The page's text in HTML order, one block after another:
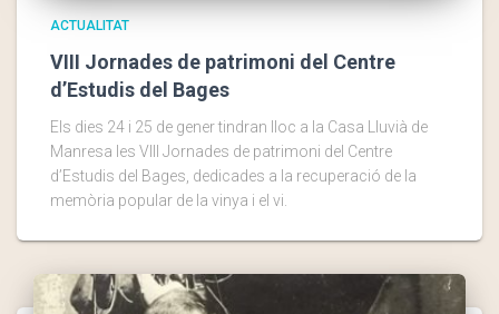
ACTUALITAT
VIII Jornades de patrimoni del Centre
d’Estudis del Bages
Els dies 24 i 25 de gener tindran lloc a la Casa Lluvià de
Manresa les VIII Jornades de patrimoni del Centre
d’Estudis del Bages, dedicades a la recuperació de la
memòria popular de la vinya i el vi.